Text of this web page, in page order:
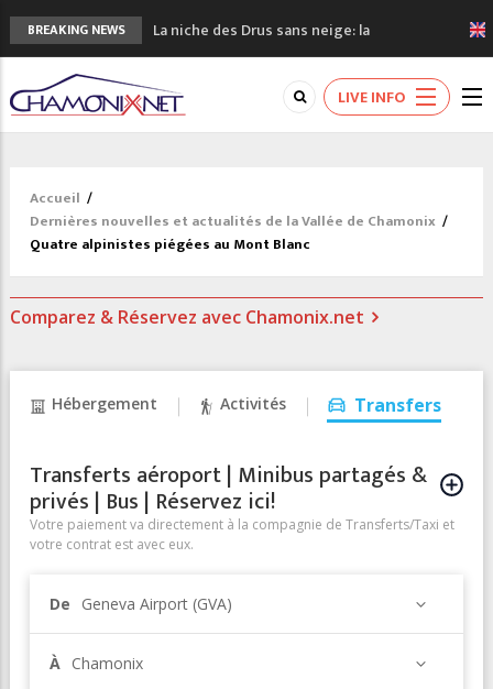
BREAKING NEWS
La niche des Drus sans neige: la
sécheresse en haute montagne
3 bonnes raisons pour visiter le nouveau
Musée du Mont-Blanc
Accidents en montagne: 3 personnes sont
à pied à Chamonix
3eme Chamonix Vallée Classics Festival
LIVE INFO
Accueil /
Dernières nouvelles et actualités de la Vallée de Chamonix /
Quatre alpinistes piégées au Mont Blanc
Comparez & Réservez avec Chamonix.net
Hébergement Activités Transfers
Transferts aéroport | Minibus partagés &
privés | Bus | Réservez ici!
Votre paiement va directement à la compagnie de Transferts/Taxi et
votre contrat est avec eux.
De Geneva Airport (GVA)
À Chamonix